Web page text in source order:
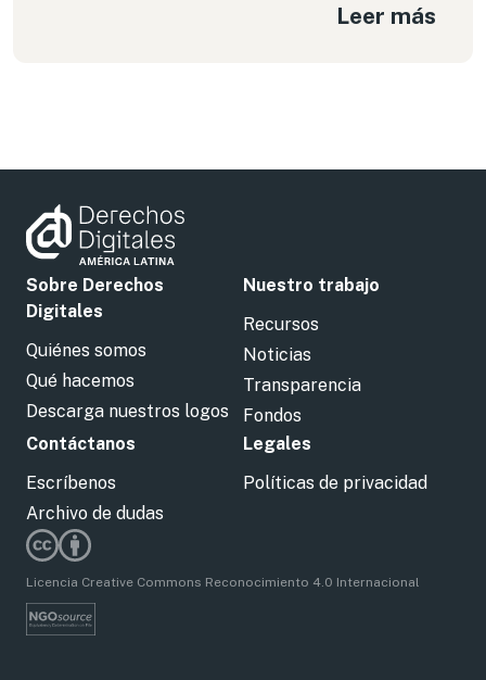
Leer más
Sobre Derechos
Digitales
Quiénes somos
Qué hacemos
Descarga nuestros logos
Nuestro trabajo
Recursos
Noticias
Transparencia
Fondos
Contáctanos
Escríbenos
Archivo de dudas
Legales
Políticas de privacidad
Licencia Creative Commons Reconocimiento 4.0 Internacional